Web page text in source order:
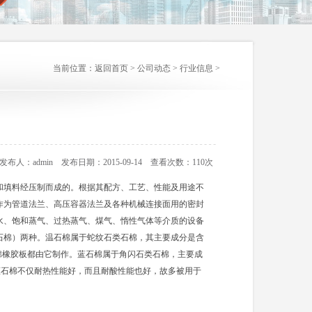
当前位置： 返回首页 > 公司动态 > 行业信息 >
发布人：admin 发布日期：2015-09-14 查看次数：110次
料经压制而成的。根据其配方、工艺、性能及用途不
管道法兰、高压容器法兰及各种机械连接面用的密封
饱和蒸气、过热蒸气、煤气、惰性气体等介质的设备
）两种。温石棉属于蛇纹石类石棉，其主要成分是含
胶板都由它制作。蓝石棉属于角闪石类石棉，主要成
棉不仅耐热性能好，而且耐酸性能也好，故多被用于